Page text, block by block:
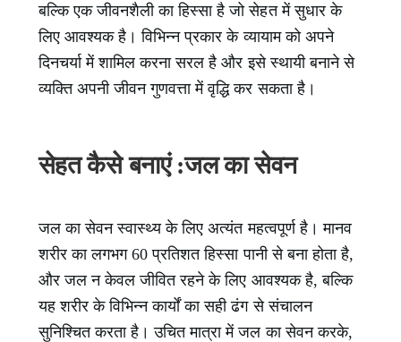
बल्कि एक जीवनशैली का हिस्सा है जो सेहत में सुधार के
लिए आवश्यक है। विभिन्न प्रकार के व्यायाम को अपने
दिनचर्या में शामिल करना सरल है और इसे स्थायी बनाने से
व्यक्ति अपनी जीवन गुणवत्ता में वृद्धि कर सकता है।
सेहत कैसे बनाएं :जल का सेवन
जल का सेवन स्वास्थ्य के लिए अत्यंत महत्वपूर्ण है। मानव
शरीर का लगभग 60 प्रतिशत हिस्सा पानी से बना होता है,
और जल न केवल जीवित रहने के लिए आवश्यक है, बल्कि
यह शरीर के विभिन्न कार्यों का सही ढंग से संचालन
सुनिश्चित करता है। उचित मात्रा में जल का सेवन करके,